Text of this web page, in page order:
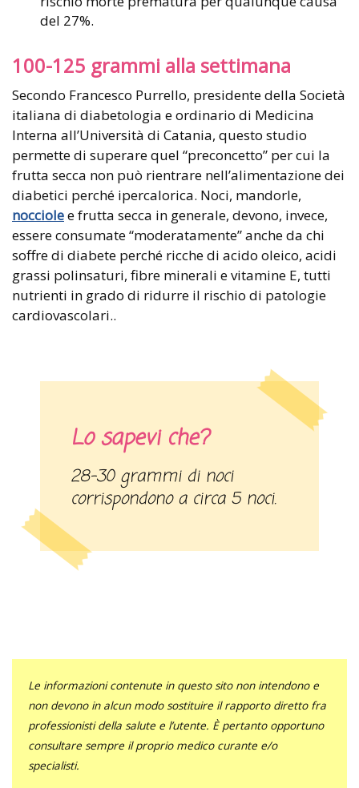
del 27%.
100-125 grammi alla settimana
Secondo Francesco Purrello, presidente della Società
italiana di diabetologia e ordinario di Medicina
Interna all’Università di Catania, questo studio
permette di superare quel “preconcetto” per cui la
frutta secca non può rientrare nell’alimentazione dei
diabetici perché ipercalorica. Noci, mandorle,
nocciolee frutta secca in generale, devono, invece,
essere consumate “moderatamente” anche da chi
soffre di diabete perché ricche di acido oleico, acidi
grassi polinsaturi, fibre minerali e vitamine E, tutti
nutrienti in grado di ridurre il rischio di patologie
cardiovascolari..
Lo sapevi che?
28-30 grammi di noci
corrispondono a circa 5 noci.
Le informazioni contenute in questo sito non intendono e
non devono in alcun modo sostituire il rapporto diretto fra
professionisti della salute e l’utente. È pertanto opportuno
consultare sempre il proprio medico curante e/o
specialisti.